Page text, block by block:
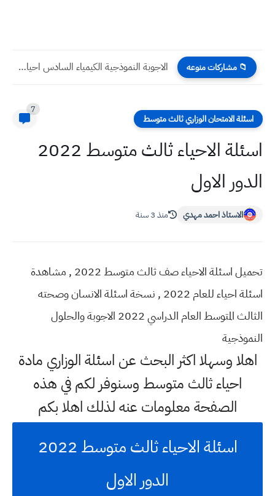
📁 مشاركات منوعه الاجوبة النموذجية مادة الاحياء السادس احيائي 2022 الدور الاول
اسئلة الامتحان الوزاري ثالث متوسط
7
اسئلة الاحياء ثالث متوسط 2022
الدور الاول
الاستاذ احمد مهدي منذ 3 سنة
تحميل اسئلة الاحياء صف ثالث متوسط 2022 , مشاهدة
اسئلة احياء للعام 2022 , نسخة اسئلة الانسان وصحته
الثالث المتوسط العام الدراسي 2022 الاجوبة والحلول
النموذجية
اهلا وسهلا اكثر البحث عن اسئلة الوزاري مادة
احياء ثالث متوسط وسنوفر لكم في هذه
الصفحة معلومات عنه لذلك اهلا بكم
اسئلة الاحياء ثالث متوسط 2022
الدور الاول